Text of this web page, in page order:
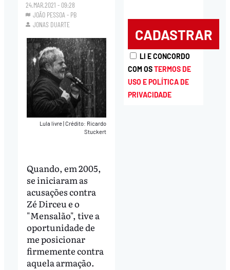
24.MAR.2021 - 09:28
JOÃO PESSOA - PB
JONAS DUARTE
Lula livre Crédito: Ricardo
Stuckert
Quando, em 2005,
se iniciaram as
acusações contra
Zé Dirceu e o
"Mensalão", tive a
oportunidade de
me posicionar
firmemente contra
aquela armação.
LI E CONCORDO
COM OSTERMOS DE
USO E POLÍTICA DE
PRIVACIDADE